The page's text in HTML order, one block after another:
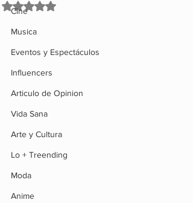
Cine
Musica
Eventos y Espectáculos
Influencers
Articulo de Opinion
Vida Sana
Arte y Cultura
Lo + Treending
Moda
Anime
Obtuvo NaN de 5 estrellas.